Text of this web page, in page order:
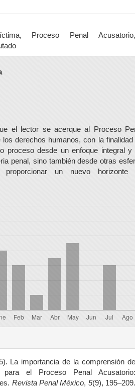
Proceso Penal Acusatorio,
el lector se acerque al Proceso
derechos humanos, con la finalidad
proceso desde un enfoque integral y
penal, sino también desde otras
un nuevo horizonte
La importancia de la comprensión de
el Proceso Penal Acusatorio:
Revista Penal México, 5(9),